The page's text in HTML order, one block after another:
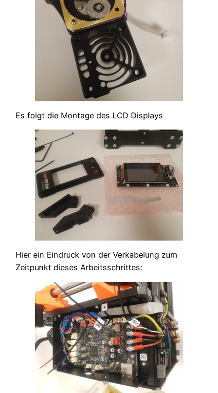
Es folgt die Montage des LCD Displays
Hier ein Eindruck von der Verkabelung zum
Zeitpunkt dieses Arbeitsschrittes: